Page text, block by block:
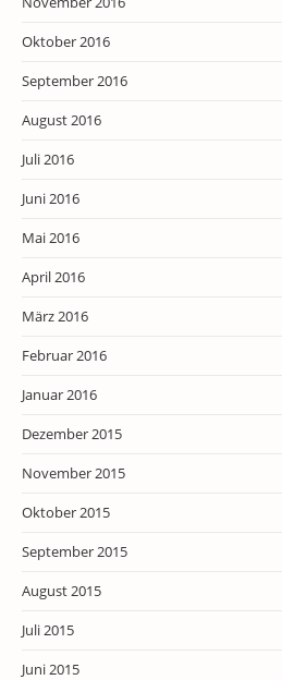
Oktober 2016
September 2016
August 2016
Juli 2016
Juni 2016
Mai 2016
April 2016
März 2016
Februar 2016
Januar 2016
Dezember 2015
November 2015
Oktober 2015
September 2015
August 2015
Juli 2015
Juni 2015